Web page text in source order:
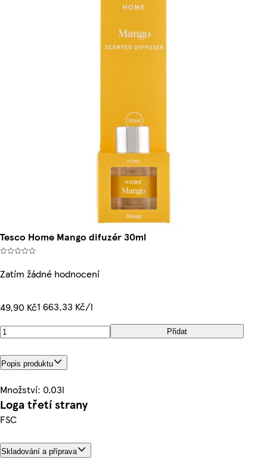
Tesco Home Mango difuzér 30ml
Zatím žádné hodnocení
49,90 Kč1 663,33 Kč/l
Přidat
Popis produktu
Množství: 0.03l
Loga třetí strany
FSC
Skladování a příprava